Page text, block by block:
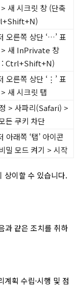
새 시크릿 창 (단축
오른쪽 상단 ‘…’ 표
> 새 InPrivate 창
: Ctrl+Shift+N)
오른쪽 상단 ‘⋮’ 표
새 시크릿 탭
> 사파리(Safari) >
든 쿠키 차단
아래쪽 ‘탭’ 아이콘
밀 모드 켜기 > 시작
상이할 수 있습니다.
과 같은 조치를 취하
획 수립·시행 및 점